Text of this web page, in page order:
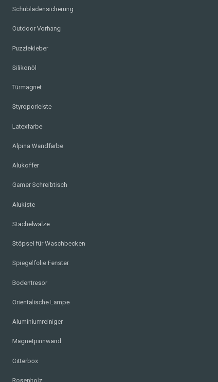
Schubladensicherung
Outdoor Vorhang
Puzzlekleber
Silikonöl
Türmagnet
Styroporleiste
Latexfarbe
Alpina Wandfarbe
Alukoffer
Gamer Schreibtisch
Alukiste
Stachelwalze
Stöpsel für Waschbecken
Spiegelfolie Fenster
Bodentresor
Orientalische Lampe
Aluminiumreiniger
Magnetpinnwand
Gitterbox
Rosenholz